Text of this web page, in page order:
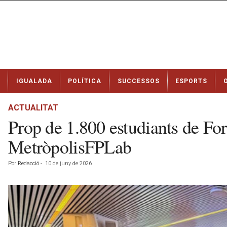
t
IGUALADA POLÍTICA SUCCESSOS ESPORTS
ACTUALITAT
Prop de 1.800 estudiants de
MetròpolisFPLab
Por Redacció - 10 de juny de 2026